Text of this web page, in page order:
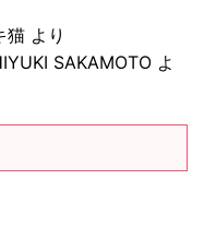
猫 より
SAKAMOTO よ